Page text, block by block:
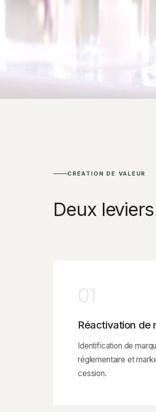
CRÉATION DE VALEUR
Deux
01
Réactivation de
Identification de
réglementaire et
cession.